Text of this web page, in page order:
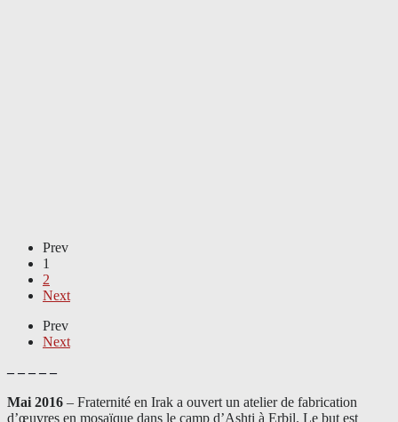
Prev
1
2
Next
Prev
Next
– – – – –
Mai 2016 – Fraternité en Irak a ouvert un atelier de fabrication
d’œuvres en mosaïque dans le camp d’Ashti à Erbil. Le but est